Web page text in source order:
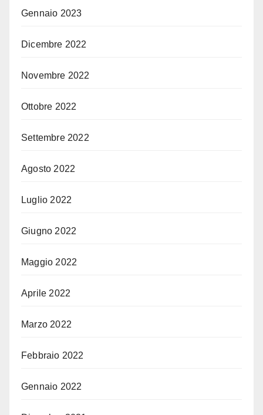
Gennaio 2023
Dicembre 2022
Novembre 2022
Ottobre 2022
Settembre 2022
Agosto 2022
Luglio 2022
Giugno 2022
Maggio 2022
Aprile 2022
Marzo 2022
Febbraio 2022
Gennaio 2022